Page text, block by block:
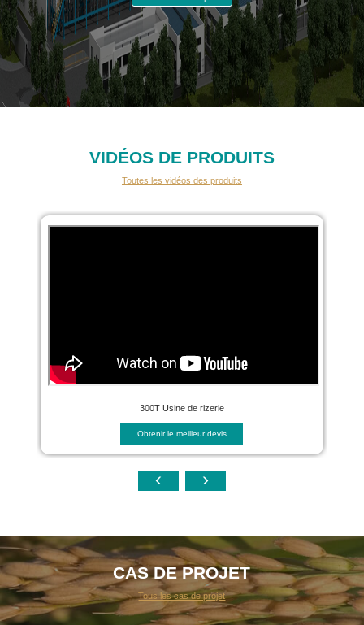
VIDÉOS DE PRODUITS
Toutes les vidéos des produits
300T Usine de rizerie
Obtenir le meilleur devis
CAS DE PROJET
Tous les cas de projet